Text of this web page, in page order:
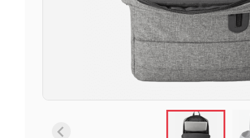
Promosyon Laptop Çantaları
Promosyon Sırt Çantaları